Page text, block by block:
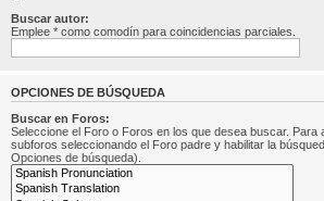
Buscar autor:
Emplee * como comodín para coincidencias parciales.
OPCIONES DE BÚSQUEDA
Buscar en Foros:
Seleccione el Foro o Foros en los que desea buscar. Para
subforos seleccionando el Foro padre y habilitar la
Opciones de búsqueda).